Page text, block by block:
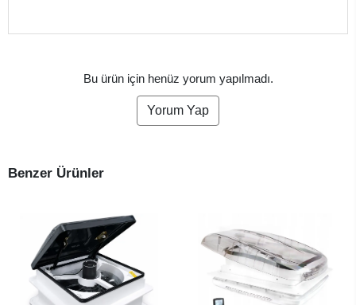
Bu ürün için henüz yorum yapılmadı.
Yorum Yap
Benzer Ürünler